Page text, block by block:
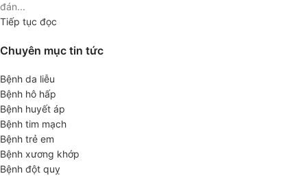
đán...
Tiếp tục đọc
Chuyên mục tin tức
Bệnh da liễu
Bệnh hô hấp
Bệnh huyết áp
Bệnh tim mạch
Bệnh trẻ em
Bệnh xương khớp
Bệnh đột quỵ